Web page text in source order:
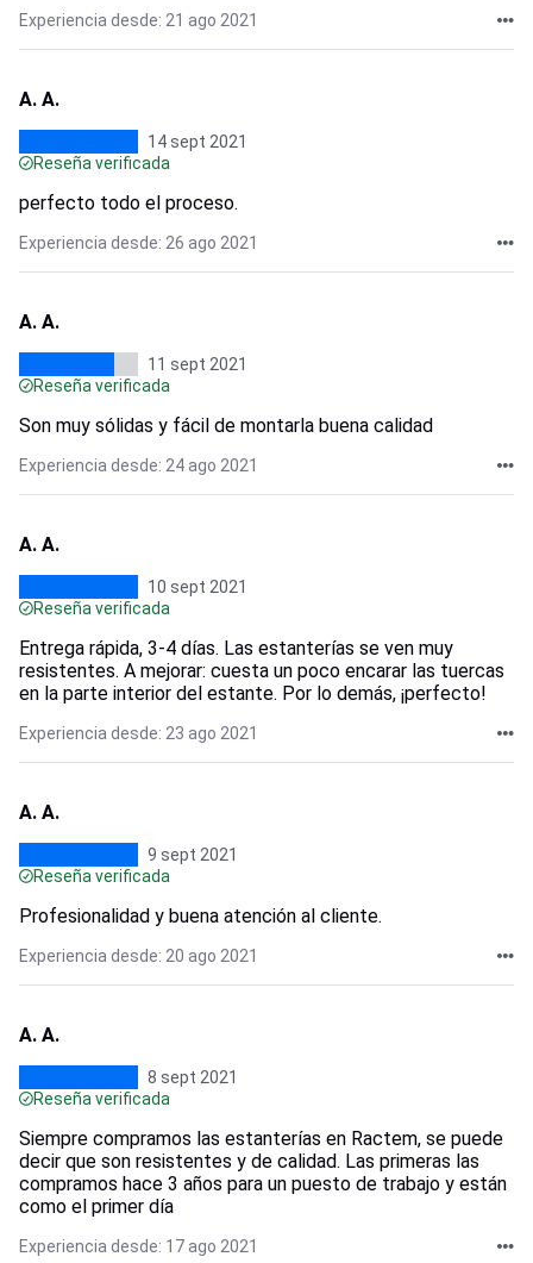
Experiencia desde: 21 ago 2021
A. A.
14 sept 2021
Reseña verificada
perfecto todo el proceso.
Experiencia desde: 26 ago 2021
A. A.
11 sept 2021
Reseña verificada
Son muy sólidas y fácil de montarla buena calidad
Experiencia desde: 24 ago 2021
A. A.
10 sept 2021
Reseña verificada
Entrega rápida, 3-4 días. Las estanterías se ven muy
resistentes. A mejorar: cuesta un poco encarar las tuercas
en la parte interior del estante. Por lo demás, ¡perfecto!
Experiencia desde: 23 ago 2021
A. A.
9 sept 2021
Reseña verificada
Profesionalidad y buena atención al cliente.
Experiencia desde: 20 ago 2021
A. A.
8 sept 2021
Reseña verificada
Siempre compramos las estanterías en Ractem, se puede
decir que son resistentes y de calidad. Las primeras las
compramos hace 3 años para un puesto de trabajo y están
como el primer día
Experiencia desde: 17 ago 2021